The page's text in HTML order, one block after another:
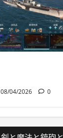
08/04/2026 0